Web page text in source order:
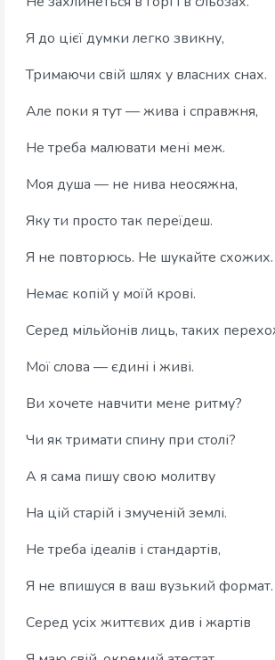
Я до цієї думки легко звикну,
Тримаючи свій шлях у власних снах.
Але поки я тут — жива і справжня,
Не треба малювати мені меж.
Моя душа — не нива неосяжна,
Яку ти просто так переїдеш.
Я не повторюсь. Не шукайте схожих.
Немає копій у моїй крові.
Серед мільйонів лиць, таких
Мої слова — єдині і живі.
Ви хочете навчити мене ритму?
Чи як тримати спину при столі?
А я сама пишу свою молитву
На цій старій і змученій землі.
Не треба ідеалів і стандартів,
Я не впишуся в ваш вузький формат.
Серед усіх життєвих див і жартів